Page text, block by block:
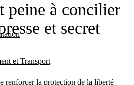
et Transport
peine à concilier
et secret
renforcer la protection de la liberté